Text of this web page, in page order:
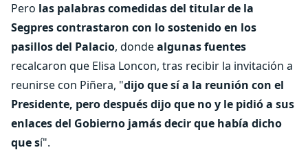
Pero las palabras comedidas del titular de la
Segpres contrastaron con lo sostenido en los
pasillos del Palacio, dondealgunas fuentes
recalcaron que Elisa Loncon, tras recibir la invitación a
reunirse con Piñera, "dijo que sí a la reunión con el
Presidente, pero después dijo que no y le pidió a sus
enlaces del Gobierno jamás decir que había dicho
que sí".